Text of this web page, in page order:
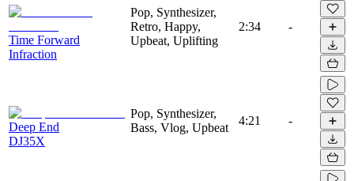
Time Forward
Infraction
Pop, Synthesizer,
Retro, Happy,
Upbeat, Uplifting
2:34 -
Deep End
DJ35X
Pop, Synthesizer,
Bass, Vlog, Upbeat
4:21 -